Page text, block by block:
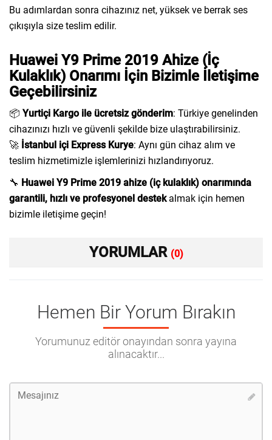
Bu adımlardan sonra cihazınız net, yüksek ve berrak ses
çıkışıyla size teslim edilir.
Huawei Y9 Prime 2019 Ahize (İç
Kulaklık) Onarımı İçin Bizimle İletişime
Geçebilirsiniz
📦 Yurtiçi Kargo ile ücretsiz gönderim: Türkiye genelinden
cihazınızı hızlı ve güvenli şekilde bize ulaştırabilirsiniz.
🚀 İstanbul içi Express Kurye: Aynı gün cihaz alım ve
teslim hizmetimizle işlemlerinizi hızlandırıyoruz.
🔧 Huawei Y9 Prime 2019 ahize (iç kulaklık) onarımında
garantili, hızlı ve profesyonel destekalmak için hemen
bizimle iletişime geçin!
YORUMLAR (0)
Hemen Bir Yorum Bırakın
Yorumunuz editör onayından sonra yayına
alınacaktır...